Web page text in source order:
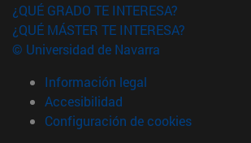
¿QUÉ GRADO TE INTERESA?
¿QUÉ MÁSTER TE INTERESA?
© Universidad de Navarra
Información legal
Accesibilidad
Configuración de cookies